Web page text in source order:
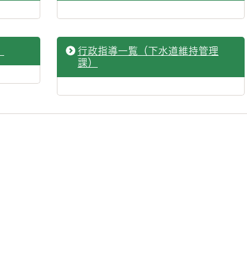
行政指導一覧（下水道維持管理
課）